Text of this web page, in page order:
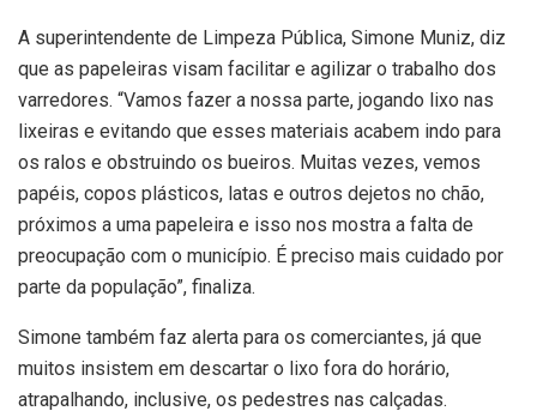
A superintendente de Limpeza Pública, Simone Muniz, diz
que as papeleiras visam facilitar e agilizar o trabalho dos
varredores. “Vamos fazer a nossa parte, jogando lixo nas
lixeiras e evitando que esses materiais acabem indo para
os ralos e obstruindo os bueiros. Muitas vezes, vemos
papéis, copos plásticos, latas e outros dejetos no chão,
próximos a uma papeleira e isso nos mostra a falta de
preocupação com o município. É preciso mais cuidado por
parte da população”, finaliza.
Simone também faz alerta para os comerciantes, já que
muitos insistem em descartar o lixo fora do horário,
atrapalhando, inclusive, os pedestres nas calçadas.